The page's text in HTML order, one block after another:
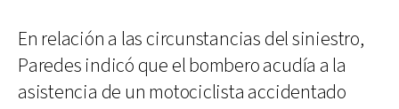
En relación a las circunstancias del siniestro,
Paredes indicó que el bombero acudía a la
asistencia de un motociclista accidentado